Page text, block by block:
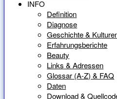
INFO
Definition
Diagnose
Geschichte &
Erfahrungsberichte
Beauty
Links & Adressen
Glossar (A-Z) & FAQ
Daten
Download &